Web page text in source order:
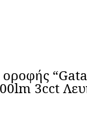
3cct